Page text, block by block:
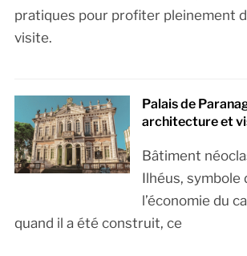
pratiques pour profiter pleinement
visite.
Palais de
architecture et
Bâtiment
Ilhéus, symbole
l’économie du
quand il a été construit, ce